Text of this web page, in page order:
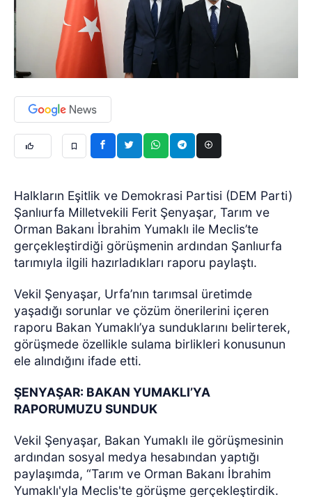
Halkların Eşitlik ve Demokrasi Partisi (DEM Parti)
Şanlıurfa Milletvekili Ferit Şenyaşar, Tarım ve
Orman Bakanı İbrahim Yumaklı ile Meclis’te
gerçekleştirdiği görüşmenin ardından Şanlıurfa
tarımıyla ilgili hazırladıkları raporu paylaştı.
Vekil Şenyaşar, Urfa’nın tarımsal üretimde
yaşadığı sorunlar ve çözüm önerilerini içeren
raporu Bakan Yumaklı’ya sunduklarını belirterek,
görüşmede özellikle sulama birlikleri konusunun
ele alındığını ifade etti.
ŞENYAŞAR: BAKAN YUMAKLI’YA
RAPORUMUZU SUNDUK
Vekil Şenyaşar, Bakan Yumaklı ile görüşmesinin
ardından sosyal medya hesabından yaptığı
paylaşımda, “Tarım ve Orman Bakanı İbrahim
Yumaklı'yla Meclis'te görüşme gerçekleştirdik.